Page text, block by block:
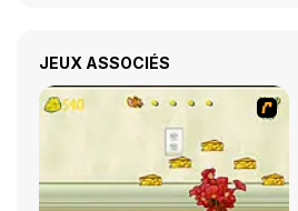
JEUX ASSOCIÉS